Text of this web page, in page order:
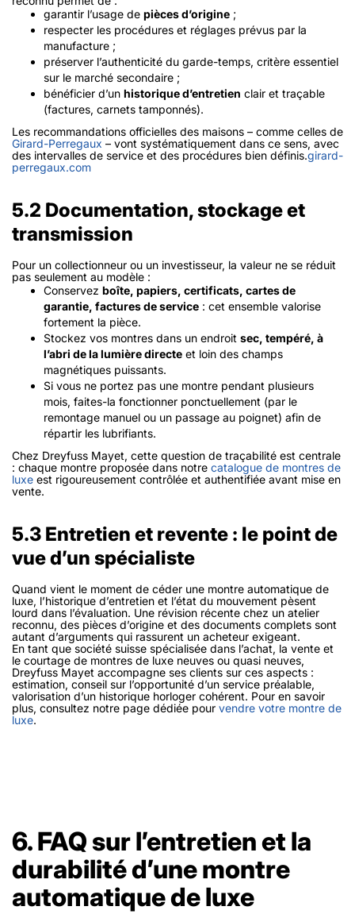
garantir l’usage de pièces d’origine ;
respecter les procédures et réglages prévus par la
manufacture ;
préserver l’authenticité du garde-temps, critère essentiel
sur le marché secondaire ;
bénéficier d’un historique d’entretien clair et traçable
(factures, carnets tamponnés).
Les recommandations officielles des maisons – comme celles de
Girard-Perregaux – vont systématiquement dans ce sens, avec
des intervalles de service et des procédures bien définis.girard-
perregaux.com
5.2 Documentation, stockage et
transmission
Pour un collectionneur ou un investisseur, la valeur ne se réduit
pas seulement au modèle :
Conservez boîte, papiers, certificats, cartes de
garantie, factures de service : cet ensemble valorise
fortement la pièce.
Stockez vos montres dans un endroit sec, tempéré, à
l’abri de la lumière directe et loin des champs
magnétiques puissants.
Si vous ne portez pas une montre pendant plusieurs
mois, faites-la fonctionner ponctuellement (par le
remontage manuel ou un passage au poignet) afin de
répartir les lubrifiants.
Chez Dreyfuss Mayet, cette question de traçabilité est centrale
: chaque montre proposée dans notre catalogue de montres de
luxe est rigoureusement contrôlée et authentifiée avant mise en
vente.
5.3 Entretien et revente : le point de
vue d’un spécialiste
Quand vient le moment de céder une montre automatique de
luxe, l’historique d’entretien et l’état du mouvement pèsent
lourd dans l’évaluation. Une révision récente chez un atelier
reconnu, des pièces d’origine et des documents complets sont
autant d’arguments qui rassurent un acheteur exigeant.
En tant que société suisse spécialisée dans l’achat, la vente et
le courtage de montres de luxe neuves ou quasi neuves,
Dreyfuss Mayet accompagne ses clients sur ces aspects :
estimation, conseil sur l’opportunité d’un service préalable,
valorisation d’un historique horloger cohérent. Pour en savoir
plus, consultez notre page dédiée pour vendre votre montre de
luxe.
6. FAQ sur l’entretien et la
durabilité d’une montre
automatique de luxe